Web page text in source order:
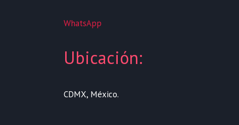
WhatsApp
Ubicación:
CDMX, México.